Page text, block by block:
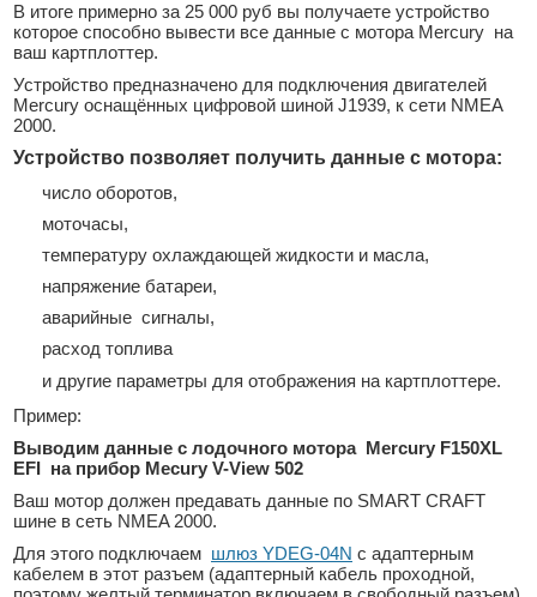
В итоге примерно за 25 000 руб вы получаете устройство
которое способно вывести все данные с мотора Mercury на
ваш картплоттер.
Устройство предназначено для подключения двигателей
Mercury оснащённых цифровой шиной J1939, к сети NMEA
2000.
Устройство позволяет получить данные с мотора:
число оборотов,
моточасы,
температуру охлаждающей жидкости и масла,
напряжение батареи,
аварийные cигналы,
расход топлива
и другие параметры для отображения на картплоттере.
Пример:
Выводим данные с лодочного мотора Mercury F150XL
EFI на прибор Mecury V-View 502
Ваш мотор должен предавать данные по SMART CRAFT
шине в сеть NMEA 2000.
Для этого подключаем шлюз YDEG-04N с адаптерным
кабелем в этот разъем (адаптерный кабель проходной,